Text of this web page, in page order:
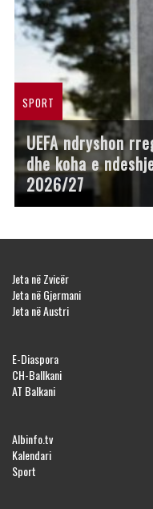
SPORT
UEFA ndryshon
dhe koha e
2026/27
Jeta në Zvicër
Jeta në Gjermani
Jeta në Austri
E-Diaspora
CH-Ballkani
AT Balkani
Albinfo.tv
Kalendari
Sport